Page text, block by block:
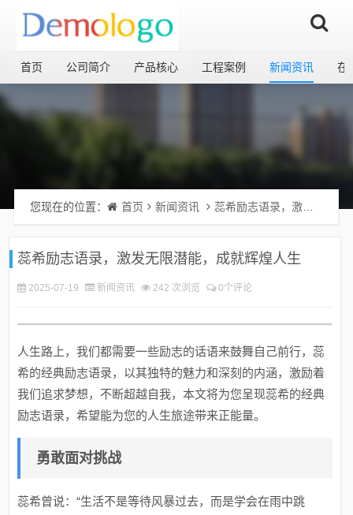
首页 公司简介 产品核心 工程案例 新闻资讯 在
您现在的位置： 首页 新闻资讯 蕊希励志语录，激发无限潜能，成就辉煌人生
蕊希励志语录，激发无限潜能，成就辉煌人生
2025-07-19 新闻资讯 242 次浏览 0个评论
人生路上，我们都需要一些励志的话语来鼓舞自己前行，蕊
希的经典励志语录，以其独特的魅力和深刻的内涵，激励着
我们追求梦想，不断超越自我，本文将为您呈现蕊希的经典
励志语录，希望能为您的人生旅途带来正能量。
勇敢面对挑战
蕊希曾说：“生活不是等待风暴过去，而是学会在雨中跳